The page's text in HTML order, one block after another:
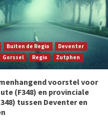
Buiten de Regio
Deventer
Gorssel Regio Zutphen
voorstel voor
(F348) en provinciale
tussen Deventer en